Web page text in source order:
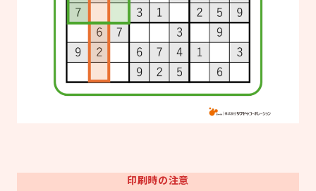
印刷時の注意